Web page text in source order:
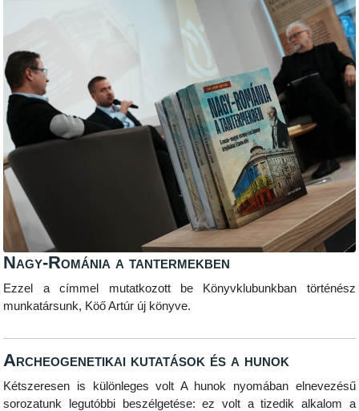
Nagy-Románia a tantermekben
Ezzel a címmel mutatkozott be Könyvklubunkban történész
munkatársunk, Köő Artúr új könyve.
Archeogenetikai kutatások és a hunok
Kétszeresen is különleges volt A hunok nyomában elnevezésű
sorozatunk legutóbbi beszélgetése: ez volt a tizedik alkalom a